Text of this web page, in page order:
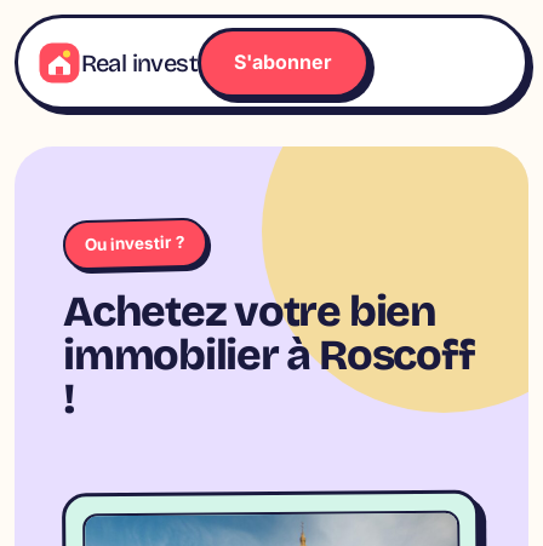
Aller
au
contenu
Real invest S'abonner
Ou investir ?
Achetez votre bien
immobilier à Roscoff
!